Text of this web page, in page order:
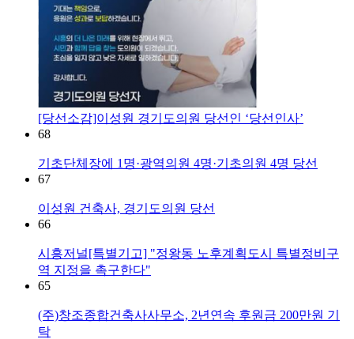
[당선소감]이성원 경기도의원 당선인 ‘당선인사’
68
기초단체장에 1명·광역의원 4명·기초의원 4명 당선
67
이성원 건축사, 경기도의원 당선
66
시흥저널[특별기고] "정왕동 노후계획도시 특별정비구
역 지정을 촉구한다"
65
(주)창조종합건축사사무소, 2년연속 후원금 200만원 기
탁